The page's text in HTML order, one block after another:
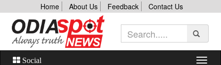
Home About Us Feedback Contact Us
Social